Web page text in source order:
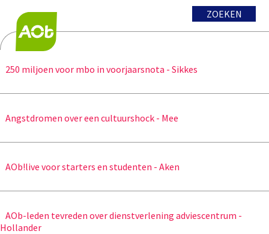
ZOEKEN
250 miljoen voor mbo in voorjaarsnota - Sikkes
Angstdromen over een cultuurshock - Mee
AOb!live voor starters en studenten - Aken
AOb-leden tevreden over dienstverlening adviescentrum -
Hollander